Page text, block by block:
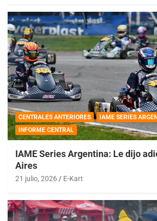
CENTRALES ANTERIORES
IAME SERIES
INFORME CENTRAL
IAME Series Argentina: Le dijo
Aires
21 julio, 2026 E-Kart